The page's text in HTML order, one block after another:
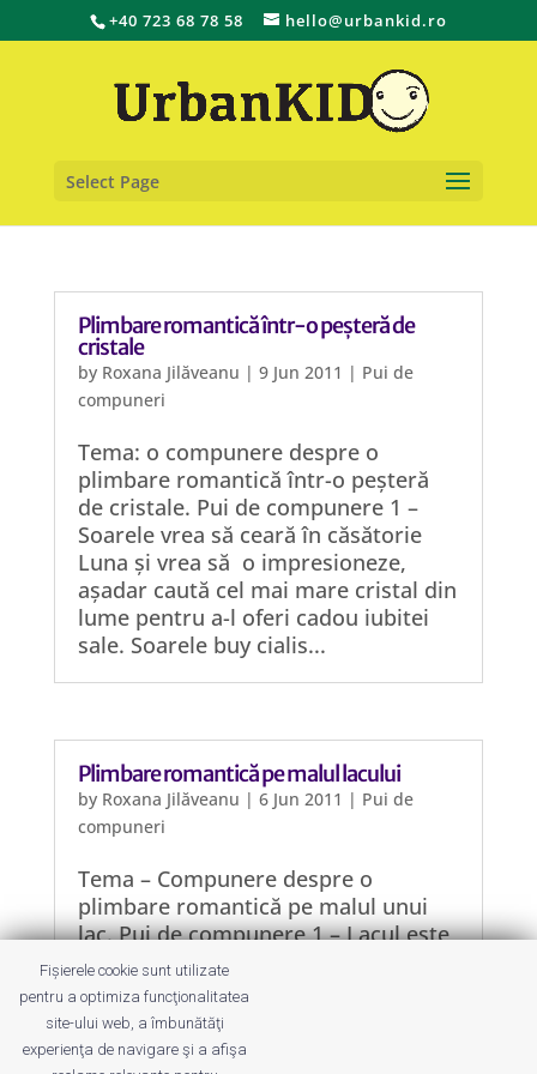
+40 723 68 78 58 hello@urbankid.ro
Select Page
Plimbare romantică într-o peșteră de
cristale
by Roxana Jilăveanu | 9 Jun 2011 | Pui de
compuneri
Tema: o compunere despre o
plimbare romantică într-o peșteră
de cristale. Pui de compunere 1 –
Soarele vrea să ceară în căsătorie
Luna și vrea să o impresioneze,
așadar caută cel mai mare cristal din
lume pentru a-l oferi cadou iubitei
sale. Soarele buy cialis...
Plimbare romantică pe malul lacului
by Roxana Jilăveanu | 6 Jun 2011 | Pui de
compuneri
Tema – Compunere despre o
plimbare romantică pe malul unui
lac. Pui de compunere 1 – Lacul este
de fapt o mică baltă și nu sunt două
persoane care se plimbă pe malul
lacului, ci două gâze îndrăgostite
care vorbesc despre căsătorie. Ele își
Fișierele cookie sunt utilizate
pentru a optimiza funcţionalitatea
site-ului web, a îmbunătăţi
experienţa de navigare şi a afişa